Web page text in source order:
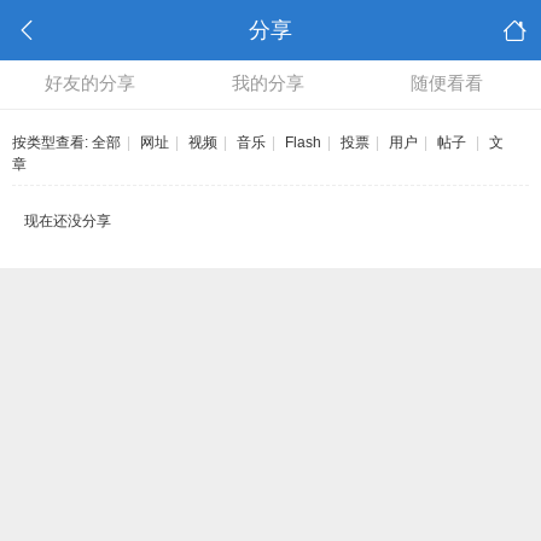
分享
好友的分享 我的分享 随便看看
按类型查看: 全部 网址 视频 音乐 Flash 投票 用户 帖子
文
章
现在还没分享